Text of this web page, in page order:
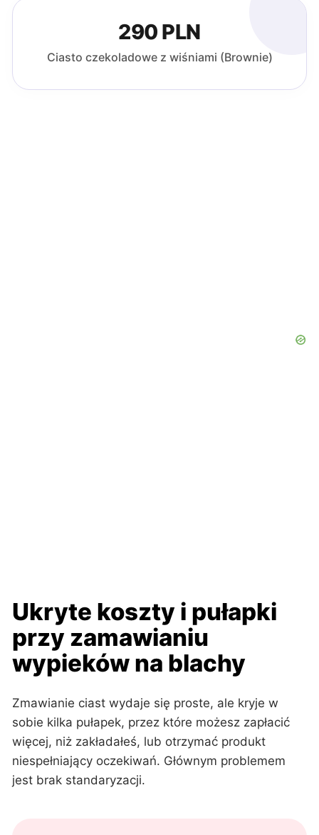
290 PLN
Ciasto czekoladowe z wiśniami (Brownie)
Ukryte koszty i pułapki
przy zamawianiu
wypieków na blachy
Zmawianie ciast wydaje się proste, ale kryje w
sobie kilka pułapek, przez które możesz zapłacić
więcej, niż zakładałeś, lub otrzymać produkt
niespełniający oczekiwań. Głównym problemem
jest brak standaryzacji.